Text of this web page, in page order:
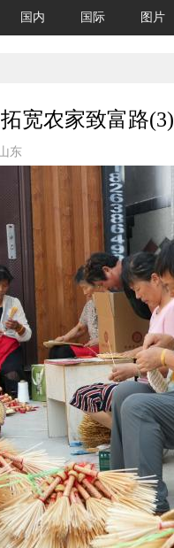
国内 国际 图片
宽农家致富路(3)
东